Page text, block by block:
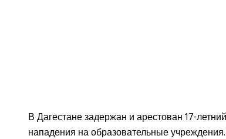
В Дагестане задержан и арестован 17-
нападения на образовательные